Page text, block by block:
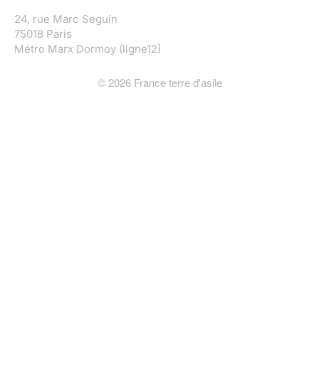
24, rue Marc Seguin
75018 Paris
Métro Marx Dormoy (ligne12)
©2026France terre d'asile